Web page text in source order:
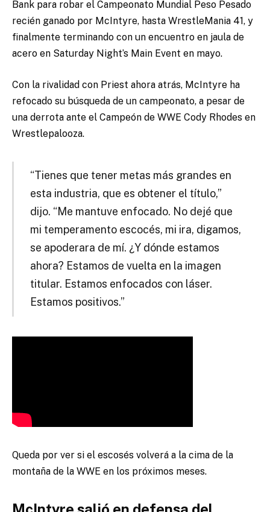
Bank para robar el Campeonato Mundial Peso Pesado
recién ganado por McIntyre, hasta WrestleMania 41, y
finalmente terminando con un encuentro en jaula de
acero en Saturday Night’s Main Event en mayo.
Con la rivalidad con Priest ahora atrás, McIntyre ha
refocado su búsqueda de un campeonato, a pesar de
una derrota ante el Campeón de WWE Cody Rhodes en
Wrestlepalooza.
“Tienes que tener metas más grandes en
esta industria, que es obtener el título,”
dijo. “Me mantuve enfocado. No dejé que
mi temperamento escocés, mi ira, digamos,
se apoderara de mí. ¿Y dónde estamos
ahora? Estamos de vuelta en la imagen
titular. Estamos enfocados con láser.
Estamos positivos.”
Queda por ver si el escosés volverá a la cima de la
montaña de la WWE en los próximos meses.